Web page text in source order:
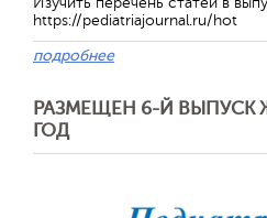
https://pediatriajournal.ru/hot
подробнее
РАЗМЕЩЕН 6-Й ВЫПУСК
ГОД